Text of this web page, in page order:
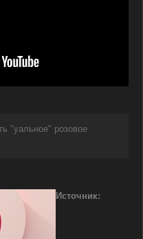
"уальное" розовое
Источник: